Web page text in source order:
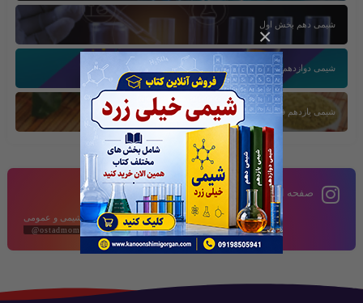
×
شیمی دهم بخش اول
شیمی دوازدهم بخش سوم
شیمی یازدهم فصل دوم
صفحه اینستاگرام
محتوای آموزشی شیمی و عمومی
@ostadmomeni2020